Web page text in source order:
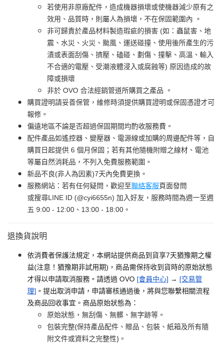
若使用非原廠配件，造成機器損壞或使機器減少原有之
效用、品質時，則屬人為損壞，不在保固範圍內 。
非可歸責於產品材料製造瑕疵的損害 (如：蟲鼠害、地
震、水災、火災、颱風、運送碰撞、使用後所產生的污
漬或表面刮傷、擠壓、磕碰、劃傷、撞擊、高溫、輸入
不合適的電壓、受潮液體浸入或腐蝕等) 原因造成的故
障或損壞
非於 OVO 合法經銷管道所購買之產品 。
購買證明請妥善保管，維修時須提供購買證明或保固憑證才可
報修。
偏遠地區不論是否超過保固期間均酌收服務費。
配件產品如遙控器、變壓器、電源線或加購的周邊配件等，自
購買日起提供 6 個月保固；若有其他隨機附贈之線材、電池
等屬自然消耗品，不列入免費服務範圍。
新品不良(非人為因素)7天內免費更換。
服務網站：若有任何疑問，歡迎至聯絡客服頁面發問
或搜尋LINE ID (@cyi6655n) 加入好友，服務時間為週一至週
五 9:00 - 12:00、13:00 - 18:00。
退換貨說明
依消費者保護法規定，本網站提供商品到貨享7天猶豫期之權
益(注意！猶豫期非試用期)，商品需保持收到貨時的原始狀態
才得以申請取消服務。請透過 OVO [會員中心] → [交易管
理] 。提出取消申請，申請審核通過後，將與您聯繫相關流程
及商品回收事宜。商品原始狀態為：
原始狀態，無刮傷、無髒、無字跡等。
包裝完整(保持產品配件、贈品、包裝、紙箱及所有隨
附文件或資料之完整性)。